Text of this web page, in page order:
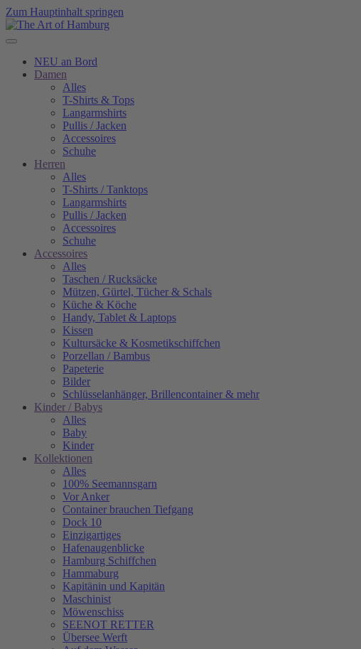
Zum Hauptinhalt springen
NEU an Bord
Damen
Alles
T-Shirts & Tops
Langarmshirts
Pullis / Jacken
Accessoires
Schuhe
Herren
Alles
T-Shirts / Tanktops
Langarmshirts
Pullis / Jacken
Accessoires
Schuhe
Accessoires
Alles
Taschen / Rucksäcke
Mützen, Gürtel, Tücher & Schals
Küche & Köche
Handy, Tablet & Laptops
Kissen
Kultursäcke & Kosmetikschiffchen
Porzellan / Bambus
Papeterie
Bilder
Schlüsselanhänger, Brillencontainer & mehr
Kinder / Babys
Alles
Baby
Kinder
Kollektionen
Alles
100% Seemannsgarn
Vor Anker
Container brauchen Tiefgang
Dock 10
Einzigartiges
Hafenaugen­blicke
Hamburg Schiffchen
Hammaburg
Kapitänin und Kapitän
Maschinist
Möwenschiss
SEENOT RETTER
Übersee Werft